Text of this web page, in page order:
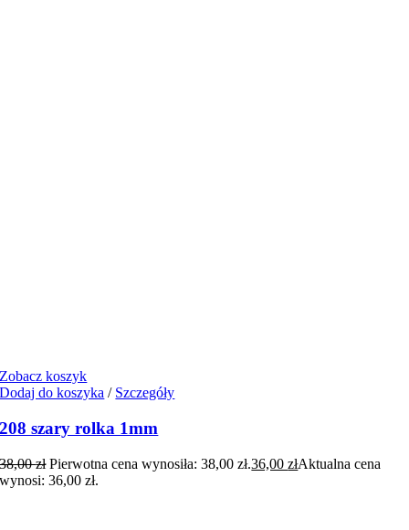
Zobacz koszyk
Dodaj do koszyka / Szczegóły
208 szary rolka 1mm
38,00zł Pierwotna cena wynosiła: 38,00 zł.36,00złAktualna cena
wynosi: 36,00 zł.